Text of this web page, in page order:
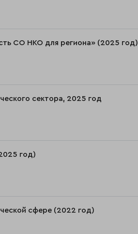
СО НКО для региона» (2025 год)
сектора, 2025 год
год)
сфере (2022 год)